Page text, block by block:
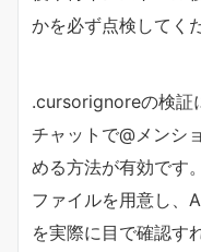
かを必ず点検してく
.cursorignoreの検証
チャットで@メンシ
める方法が有効です
ファイルを用意し、
を実際に目で確認す